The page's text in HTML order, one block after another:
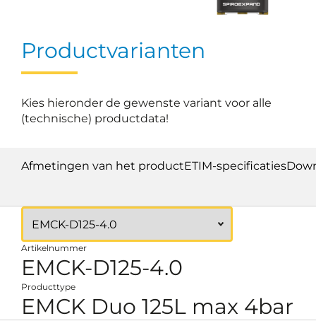
Productvarianten
Kies hieronder de gewenste variant voor alle
(technische) productdata!
Afmetingen van het productETIM-specificaties
Artikelnummer
EMCK-D125-4.0
Producttype
EMCK Duo 125L max 4bar